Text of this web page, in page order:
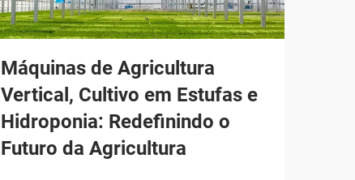
Máquinas de Agricultura
Vertical, Cultivo em Estufas e
Hidroponia: Redefinindo o
Futuro da Agricultura